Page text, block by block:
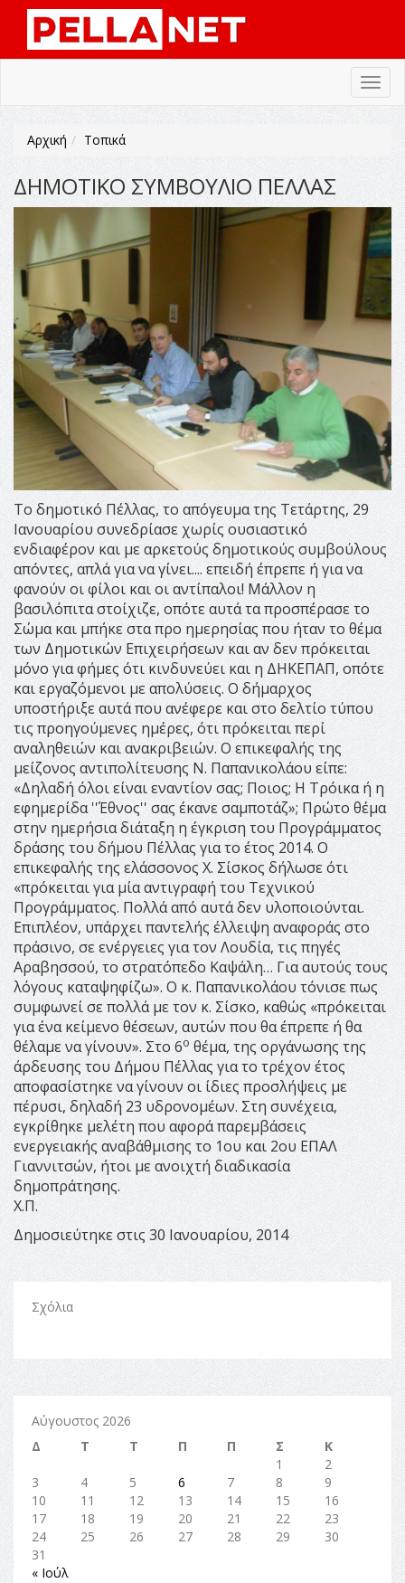
Αρχική Τοπικά
ΔΗΜΟΤΙΚΟ ΣΥΜΒΟΥΛΙΟ ΠΕΛΛΑΣ
Το δημοτικό Πέλλας, το απόγευμα της Τετάρτης, 29
Ιανουαρίου συνεδρίασε χωρίς ουσιαστικό
ενδιαφέρον και με αρκετούς δημοτικούς συμβούλους
απόντες, απλά για να γίνει.... επειδή έπρεπε ή για να
φανούν οι φίλοι και οι αντίπαλοι! Μάλλον η
βασιλόπιτα στοίχιζε, οπότε αυτά τα προσπέρασε το
Σώμα και μπήκε στα προ ημερησίας που ήταν το θέμα
των Δημοτικών Επιχειρήσεων και αν δεν πρόκειται
μόνο για φήμες ότι κινδυνεύει και η ΔΗΚΕΠΑΠ, οπότε
και εργαζόμενοι με απολύσεις. Ο δήμαρχος
υποστήριξε αυτά που ανέφερε και στο δελτίο τύπου
τις προηγούμενες ημέρες, ότι πρόκειται περί
αναληθειών και ανακριβειών. Ο επικεφαλής της
μείζονος αντιπολίτευσης Ν. Παπανικολάου είπε:
«Δηλαδή όλοι είναι εναντίον σας; Ποιος; Η Τρόικα ή η
εφημερίδα ''Έθνος'' σας έκανε σαμποτάζ»; Πρώτο θέμα
στην ημερήσια διάταξη η έγκριση του Προγράμματος
δράσης του δήμου Πέλλας για το έτος 2014. Ο
επικεφαλής της ελάσσονος Χ. Σίσκος δήλωσε ότι
«πρόκειται για μία αντιγραφή του Τεχνικού
Προγράμματος. Πολλά από αυτά δεν υλοποιούνται.
Επιπλέον, υπάρχει παντελής έλλειψη αναφοράς στο
πράσινο, σε ενέργειες για τον Λουδία, τις πηγές
Αραβησσού, το στρατόπεδο Καψάλη… Για αυτούς τους
λόγους καταψηφίζω». Ο κ. Παπανικολάου τόνισε πως
συμφωνεί σε πολλά με τον κ. Σίσκο, καθώς «πρόκειται
για ένα κείμενο θέσεων, αυτών που θα έπρεπε ή θα
θέλαμε να γίνουν». Στο 6ο θέμα, της οργάνωσης της
άρδευσης του Δήμου Πέλλας για το τρέχον έτος
αποφασίστηκε να γίνουν οι ίδιες προσλήψεις με
πέρυσι, δηλαδή 23 υδρονομέων. Στη συνέχεια,
εγκρίθηκε μελέτη που αφορά παρεμβάσεις
ενεργειακής αναβάθμισης το 1ου και 2ου ΕΠΑΛ
Γιαννιτσών, ήτοι με ανοιχτή διαδικασία
δημοπράτησης.
Χ.Π.
Δημοσιεύτηκε στις 30 Ιανουαρίου, 2014
Σχόλια
Αύγουστος 2026
Δ
Τ Τ Π Π Σ
Κ
1
2
3
4 5 6 7 8
9
10
11 12 13 14 15
16
17
18 19 20 21 22
23
24
25 26 27 28 29
30
31
« Ιούλ